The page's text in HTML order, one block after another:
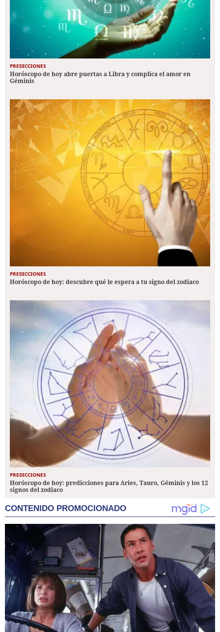
PREDICCIONES
Horóscopo de hoy abre puertas a Libra y complica el amor en
Géminis
PREDICCIONES
Horóscopo de hoy: descubre qué le espera a tu signo del zodiaco
PREDICCIONES
Horóscopo de hoy: predicciones para Aries, Tauro, Géminis y los 12
signos del zodiaco
CONTENIDO PROMOCIONADO